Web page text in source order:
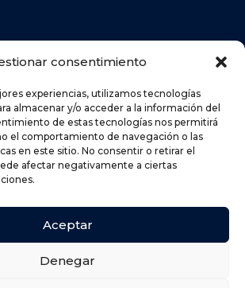
consentimiento
experiencias, utilizamos tecnologías
almacenar y/o acceder a la información del
de estas tecnologías nos permitirá
el comportamiento de navegación o las
en este sitio. No consentir o retirar el
afectar negativamente a ciertas
Aceptar
Denegar
PRIVACIDAD
COOKIES (UE)
ENVÍOS